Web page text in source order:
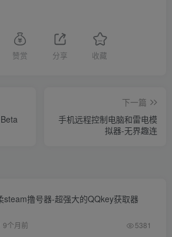
赞赏 分享 收藏
下一篇
手机远程控制电脑和雷电模
拟器-无界趣连
steam撸号器-超强大的QQkey获取器
9个月前 5381